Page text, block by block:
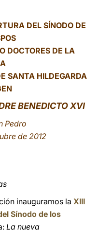
العربيّة
LATINE
DEL SÍNODO DE
DOCTORES DE LA
SANTA HILDEGARDA
BENEDICTO XVI
Pedro
de 2012
inauguramos la XIII
Sínodo de los
La nueva